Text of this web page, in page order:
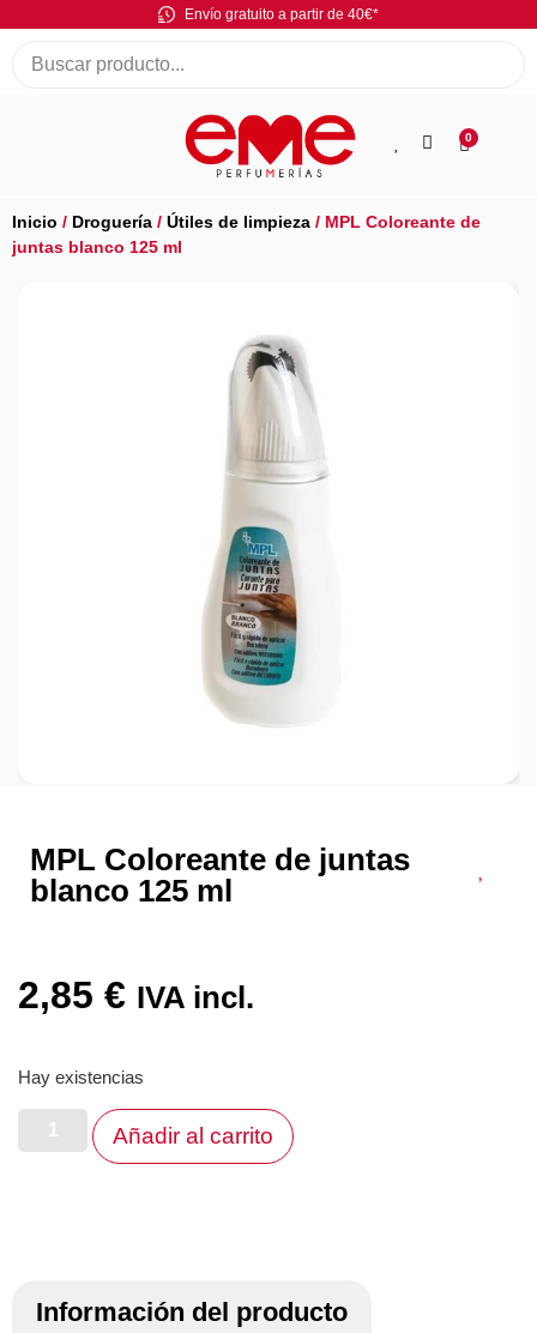
Envío gratuito a partir de 40€*
0
Inicio / Droguería / Útiles de limpieza / MPL Coloreante de
juntas blanco 125 ml
MPL Coloreante de juntas
blanco 125 ml
2,85 € IVA incl.
Hay existencias
Añadir al carrito
Información del producto